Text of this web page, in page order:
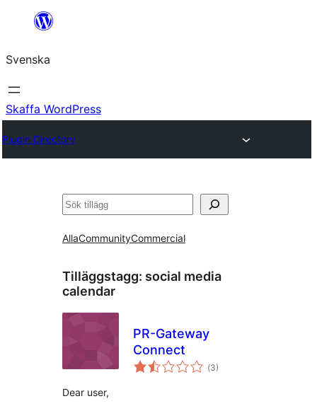
Hoppa
innehåll
Svenska
Skaffa WordPress
Plugin Directory
Sök
AllaCommunityCommercial
Tilläggstagg: social media
calendar
PR-Gateway
Connect
(Totalt
antal
3)
Dear user,